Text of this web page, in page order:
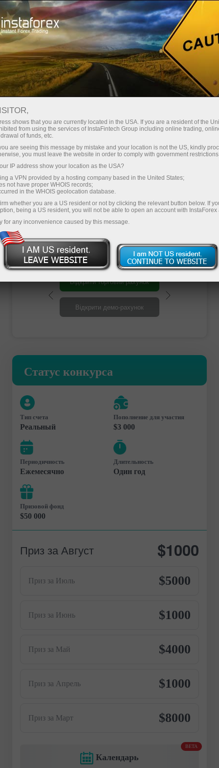
Промоакции Конкурсы Счастливый депозит
Счастливый депозит
Пополни счет на $3 000 и получи еще$1000 !
В августе мы проводим розыгрыш$1000в
рамках акции "Счастливый депозит"!
Пополнив счет на сумму не менее $3 000, вы
автоматически становитесь участником
акции.
Регистрация
Відкрити торговий рахунок
Відкрити демо-рахунок
Статус конкурса
Тип счета
Реальный
Пополнение для участия
$3 000
Периодичность
Ежемесячно
Длительность
Один год
Призовой фонд
$50 000
$1000
Приз за Август
Приз за Июль $5000
Приз за Июнь $1000
Приз за Май $4000
Приз за Апрель $1000
Приз за Март $8000
Календарь
BETA
shows that you are currently located in the USA. If you are a resident of the
from using the services of InstaFintech Group including online trading,
of funds, etc.
are seeing this message by mistake and your location is not the US, kindly
you must leave the website in order to comply with government
IP address show your location as the USA?
a VPN provided by a hosting company based in the United States;
not have proper WHOIS records;
in the WHOIS geolocation database.
whether you are a US resident or not by clicking the relevant button below. If
being a US resident, you will not be able to open an account with InstaForex
for any inconvenience caused by this message.